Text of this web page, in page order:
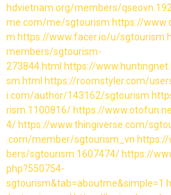
hdvietnam.org/members/
me.com/me/sgtourism https://
m https://www.facer.io/u/sgtourism
members/sgtourism-
273844.html https://
sm.html https://roomstyler.com/
i.com/author/143162/sgtourism
rism.1100816/ https://
4/ https://www.thingiverse.com/
.com/member/sgtourism_vn
bers/sgtourism.1607474/ https://
php?550754-
sgtourism&tab=aboutme&simple=1